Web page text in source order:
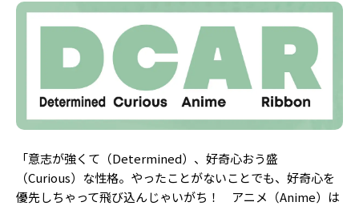
「意志が強くて（Determined）、好奇心おう盛
（Curious）な性格。やったことがないことでも、好奇心を
優先しちゃって飛び込んじゃいがち！ アニメ（Anime）は